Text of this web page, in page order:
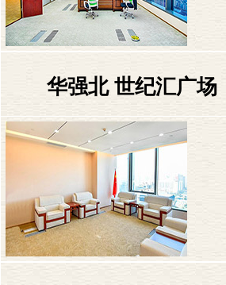
华强北 世纪汇广场